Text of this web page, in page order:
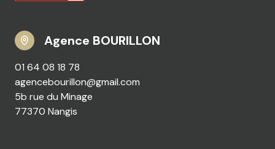
Agence BOURILLON
01 64 08 18 78
agencebourillon@gmail.com
5b rue du Minage
77370 Nangis